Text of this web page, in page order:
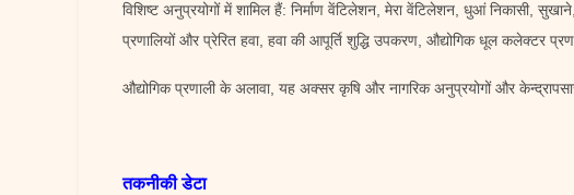
विशिष्ट अनुप्रयोगों में शामिल हैं: निर्माण वेंटिलेशन, मेरा वेंटिलेशन, धुआं निकासी,
प्रणालियों और प्रेरित हवा, हवा की आपूर्ति शुद्धि उपकरण, औद्योगिक धूल कलेक्टर
औद्योगिक प्रणाली के अलावा, यह अक्सर कृषि और नागरिक अनुप्रयोगों और
तकनीकी डेटा